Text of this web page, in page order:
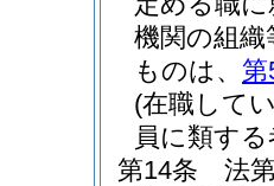
機関の組
ものは、 第
(在職して
員に類する
第14条
法